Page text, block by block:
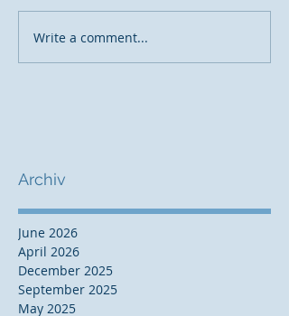
Write a comment...
Archiv
June 2026
April 2026
December 2025
September 2025
May 2025